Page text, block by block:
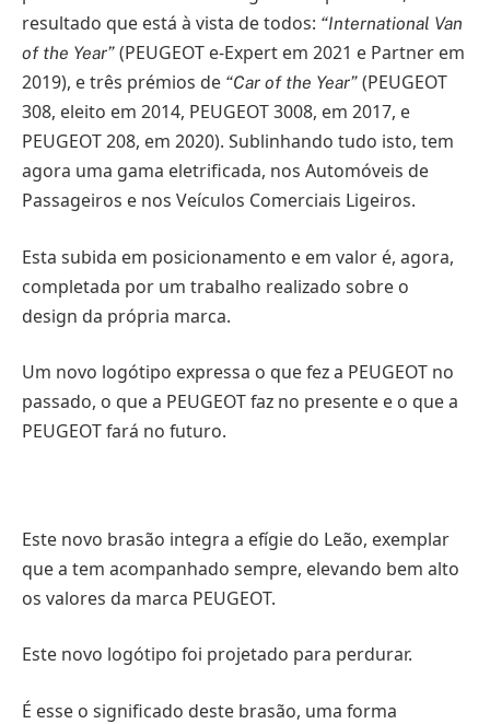
resultado que está à vista de todos: “International Van
of the Year” (PEUGEOT e-Expert em 2021 e Partner em
2019), e três prémios de “Car of the Year” (PEUGEOT
308, eleito em 2014, PEUGEOT 3008, em 2017, e
PEUGEOT 208, em 2020). Sublinhando tudo isto, tem
agora uma gama eletrificada, nos Automóveis de
Passageiros e nos Veículos Comerciais Ligeiros.
Esta subida em posicionamento e em valor é, agora,
completada por um trabalho realizado sobre o
design da própria marca.
Um novo logótipo expressa o que fez a PEUGEOT no
passado, o que a PEUGEOT faz no presente e o que a
PEUGEOT fará no futuro.
Este novo brasão integra a efígie do Leão, exemplar
que a tem acompanhado sempre, elevando bem alto
os valores da marca PEUGEOT.
Este novo logótipo foi projetado para perdurar.
É esse o significado deste brasão, uma forma